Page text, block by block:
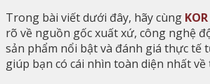
Trong bài viết dưới đây, hãy cùng KOR
rõ về nguồn gốc xuất xứ, công nghệ
sản phẩm nổi bật và đánh giá thực tế
giúp bạn có cái nhìn toàn diện nhất về